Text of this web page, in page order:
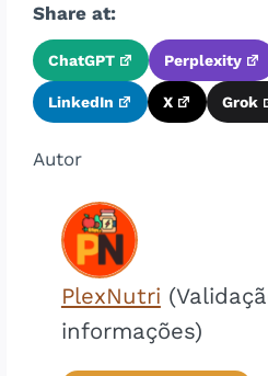
Share at:
ChatGPT Perplexity
LinkedIn X Grok
Autor
PlexNutri
informações)